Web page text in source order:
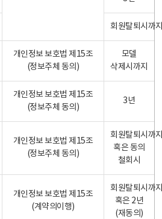
회원탈퇴시까
개인정보 보호법 제15조
(정보주체 동의)
모델
삭제시까지
개인정보 보호법 제15조
(정보주체 동의)
3년
개인정보 보호법 제15조
(정보주체 동의)
회원탈퇴시까
혹은 동의
철회시
개인정보 보호법 제15조
(계약의이행)
회원탈퇴시까
혹은 2년
(재동의)